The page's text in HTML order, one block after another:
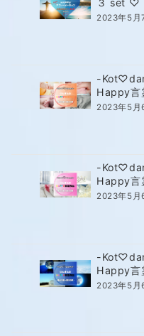
３ set ♡
2023年5月
-
Happy言
2023年5月
-
Happy言
2023年5月
-
Happy言
2023年5月